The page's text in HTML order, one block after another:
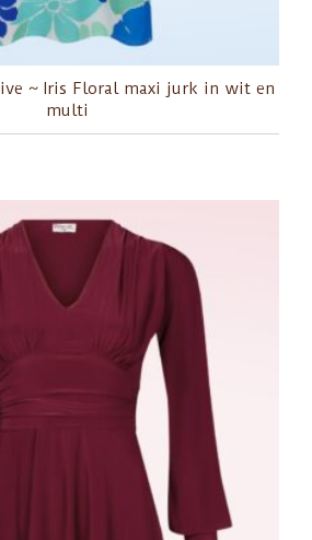
~ Iris Floral maxi jurk in wit en
multi